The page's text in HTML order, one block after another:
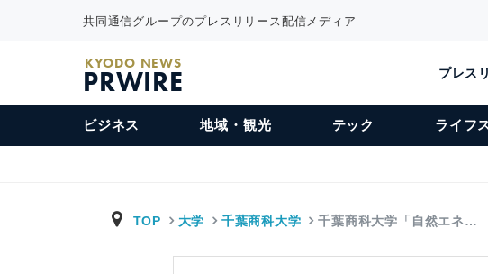
共同通信グループのプレスリリース配信メディア
KYODO NEWS
PRWIRE プレス
ビジネス 地域・観光 テック ライフ
TOP 大学 千葉商科大学 千葉商科大学「自然エネ…